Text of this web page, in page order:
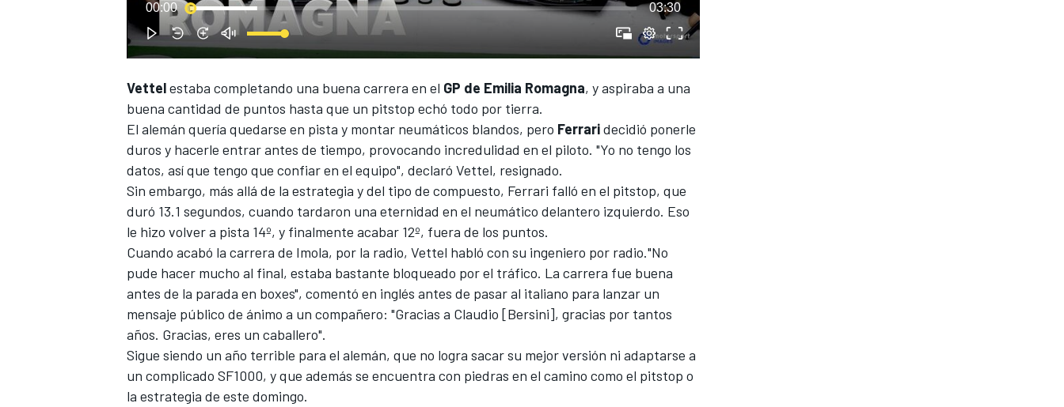
NASCAR CUP
FÓRMULA E
00:00 03:30
Vettelestaba completando una buena carrera en el GP de Emilia Romagna, y aspiraba a una
buena cantidad de puntos hasta que un pitstop echó todo por tierra.
El alemán quería quedarse en pista y montar neumáticos blandos, pero Ferraridecidió ponerle
duros y hacerle entrar antes de tiempo, provocando incredulidad en el piloto. "Yo no tengo los
datos, así que tengo que confiar en el equipo", declaró Vettel, resignado.
Sin embargo, más allá de la estrategia y del tipo de compuesto, Ferrari falló en el pitstop, que
duró 13.1 segundos, cuando tardaron una eternidad en el neumático delantero izquierdo. Eso
le hizo volver a pista 14º, y finalmente acabar 12º, fuera de los puntos.
Cuando acabó la carrera de Imola, por la radio, Vettel habló con su ingeniero por radio."No
pude hacer mucho al final, estaba bastante bloqueado por el tráfico. La carrera fue buena
antes de la parada en boxes", comentó en inglés antes de pasar al italiano para lanzar un
mensaje público de ánimo a un compañero: "Gracias a Claudio [Bersini], gracias por tantos
años. Gracias, eres un caballero".
Sigue siendo un año terrible para el alemán, que no logra sacar su mejor versión ni adaptarse a
un complicado SF1000, y que además se encuentra con piedras en el camino como el pitstop o
la estrategia de este domingo.